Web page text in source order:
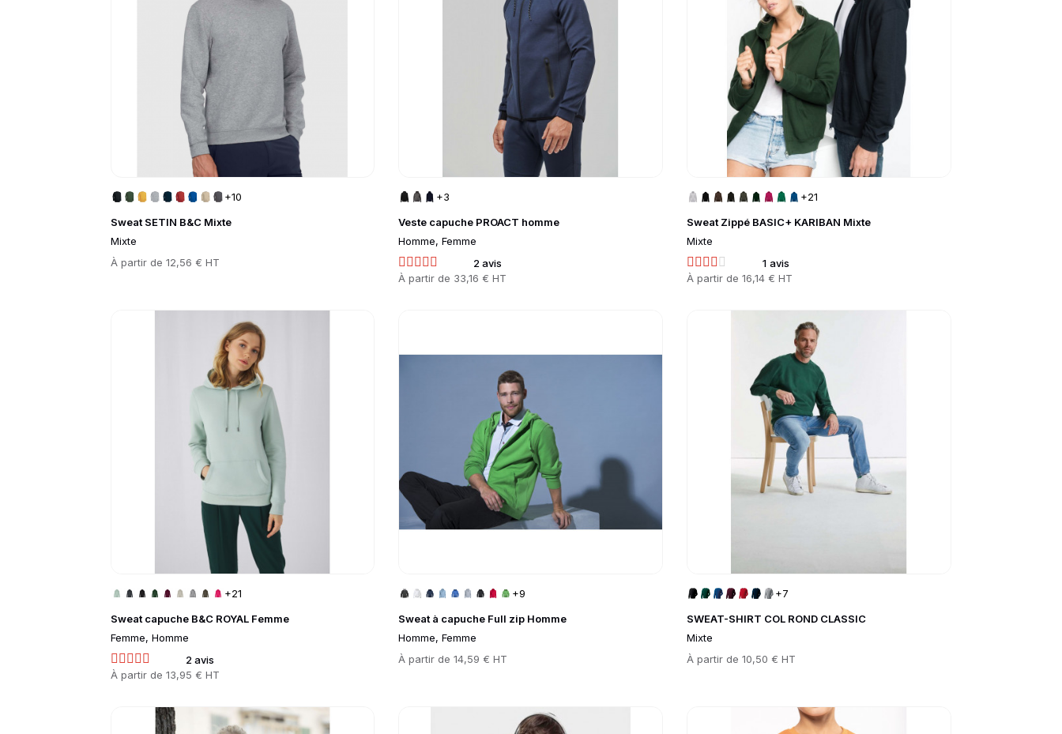
Sweat SETIN B&C Mixte
Mixte
Prix
À partir de 12,56 € HT
+10
Veste capuche PROACT homme
Homme, Femme
2 avis
Prix
À partir de 33,16 € HT
+3
Sweat Zippé BASIC+ KARIBAN Mixte
Mixte
1 avis
Prix
À partir de16,14 € HT
+21
Sweat capuche B&C ROYAL Femme
Femme, Homme
2 avis
Prix
À partir de 13,95 € HT
+21
Sweat à capuche Full zip Homme
Homme, Femme
Prix
À partir de14,59 € HT
+9
SWEAT-SHIRT COL ROND CLASSIC
Mixte
Prix
À partir de10,50 € HT
+7
Go to product page
Go to product page Go to product page